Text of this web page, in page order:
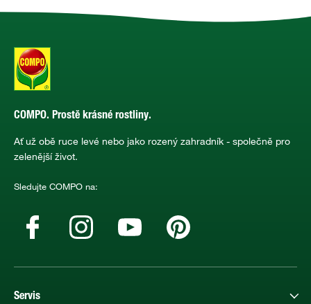
COMPO. Prostě krásné rostliny.
Ať už obě ruce levé nebo jako rozený zahradník - společně pro
zelenější život.
Sledujte COMPO na:
Servis